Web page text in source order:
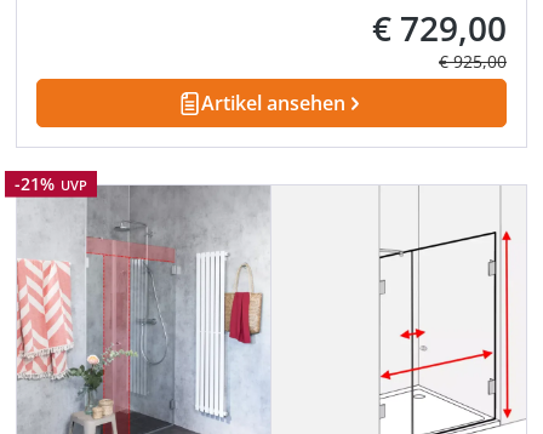
Verkaufspreis:
€ 729,00
Regulärer
€ 925,00
Artikel ansehen
Rabatt
-21% UVP